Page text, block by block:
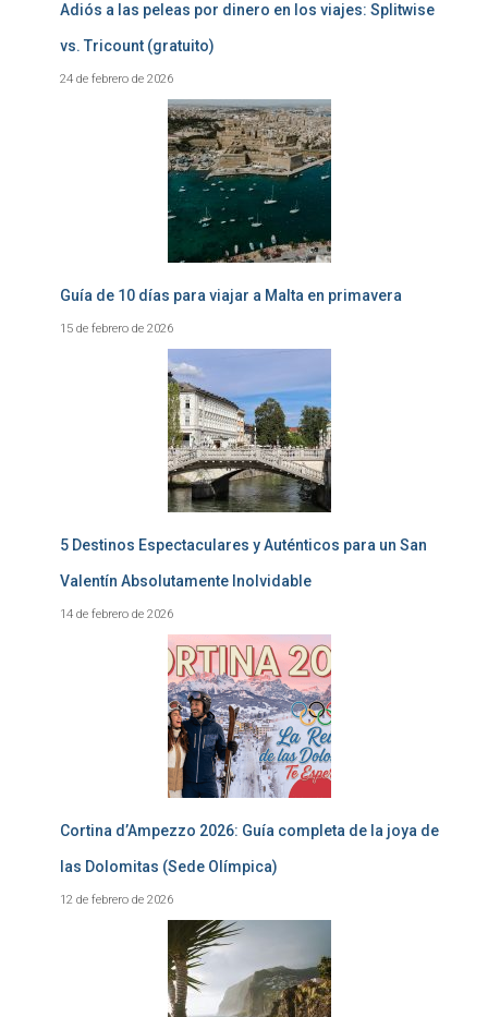
Adiós a las peleas por dinero en los viajes: Splitwise
vs. Tricount (gratuito)
24 de febrero de 2026
Guía de 10 días para viajar a Malta en primavera
15 de febrero de 2026
5 Destinos Espectaculares y Auténticos para un San
Valentín Absolutamente Inolvidable
14 de febrero de 2026
Cortina d’Ampezzo 2026: Guía completa de la joya de
las Dolomitas (Sede Olímpica)
12 de febrero de 2026